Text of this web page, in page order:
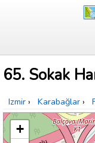
65. Sokak
Izmir › Karabağlar ›
+